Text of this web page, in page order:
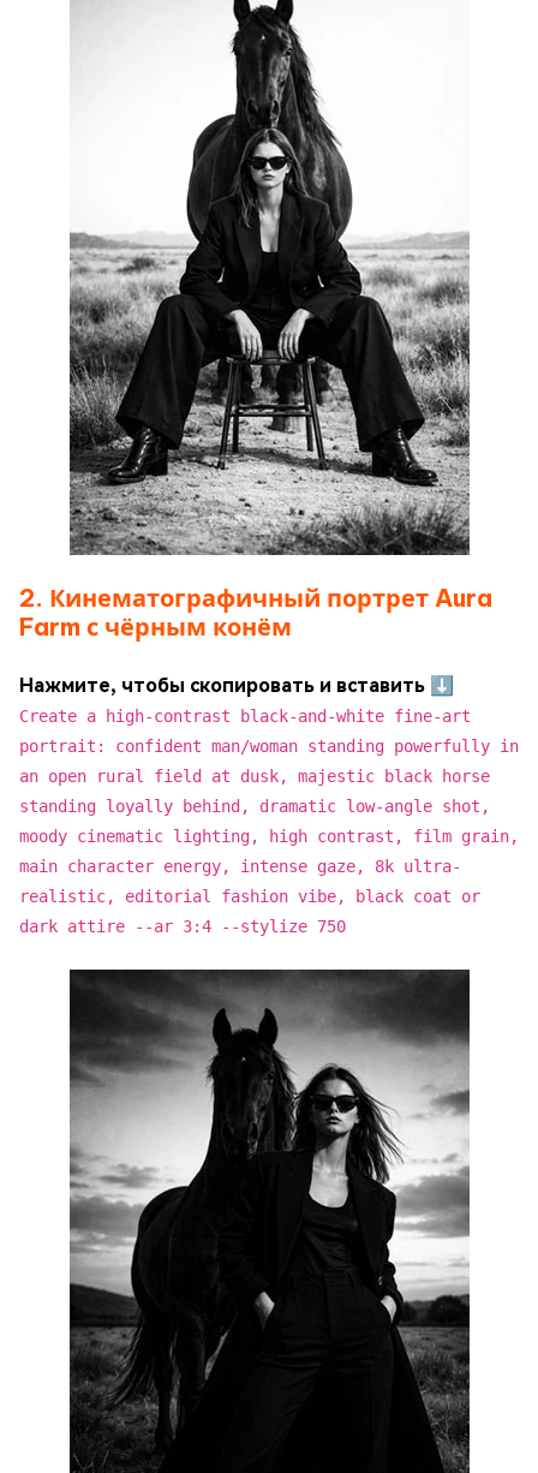
2. Кинематографичный портрет Aura
Farm с чёрным конём
Нажмите, чтобы скопировать и вставить ⬇
Create a high-contrast black-and-white fine-art
portrait: confident man/woman standing powerfully in
an open rural field at dusk, majestic black horse
standing loyally behind, dramatic low-angle shot,
moody cinematic lighting, high contrast, film grain,
main character energy, intense gaze, 8k ultra-
realistic, editorial fashion vibe, black coat or
dark attire --ar 3:4 --stylize 750